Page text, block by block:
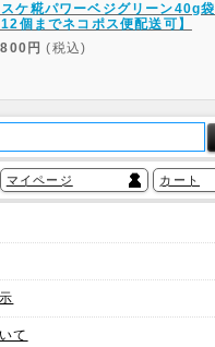
スケ糀パワーベジグリーン40g袋
12個までネコポス便配送可】
円 (税込)
マイページ カート
て